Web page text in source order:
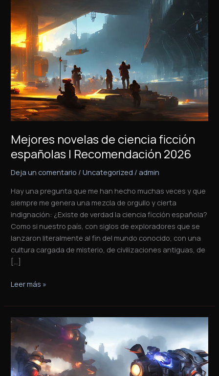
Mejores novelas de ciencia ficción
españolas | Recomendación 2026
Deja un comentario /Uncategorized / admin
Hay una pregunta que me han hecho muchas veces y que
siempre me genera una mezcla de orgullo y cierta
indignación: ¿Existe de verdad la ciencia ficción española?
Como si nuestro país, con siglos de exploradores que se
lanzaron literalmente al fin del mundo conocido, con una
cultura cargada de misterio, de civilizaciones antiguas, de
[…]
novelas
de
ciencia
ficción
españolas
|
Recomendación
2026
Leer más »
Libros
de
ciencia
ficción
recomendados